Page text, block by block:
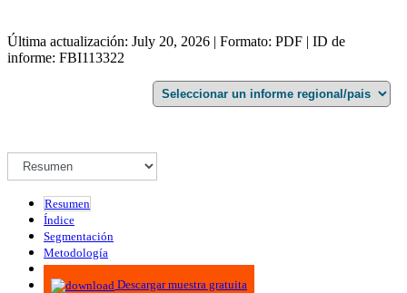
Última actualización: July 20, 2026 | Formato: PDF | ID de
informe: FBI113322
Resumen
Índice
Segmentación
Metodología
Infografías
Descargar muestra gratuita